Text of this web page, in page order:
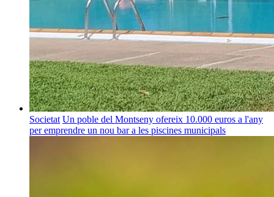
Societat Un poble del Montseny ofereix 10.000 euros a l'any
per emprendre un nou bar a les piscines municipals